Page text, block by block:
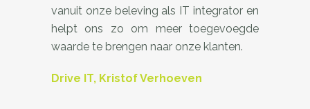
vanuit onze beleving als IT integrator en
helpt ons zo om meer toegevoegde
waarde te brengen naar onze klanten.
Drive IT, Kristof Verhoeven